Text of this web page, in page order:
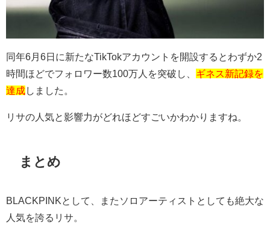
同年6 月 6日に新たなTikTokアカウントを開設するとわずか2
時間ほどでフォロワー数100万人を突破し、 ギネス新記録を
達成しました。
リサの人気と影響力がどれほどすごいかわかりますね。
まとめ
BLACKPINK として、またソロアーティストとしても絶大な
人気を誇るリサ。